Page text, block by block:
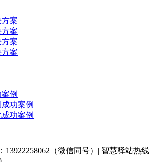
方案
方案
方案
方案
例
功案例
功案例
13922258062（微信同号）| 智慧驿站热线